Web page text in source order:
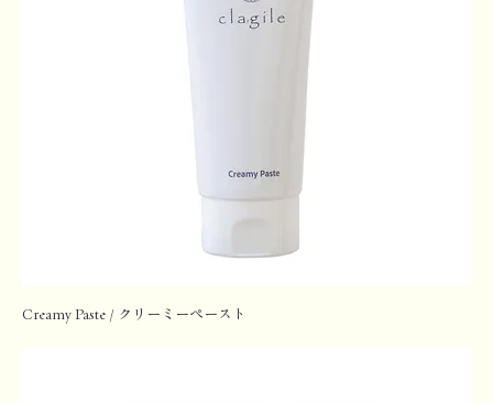
Creamy Paste / クリーミーペースト